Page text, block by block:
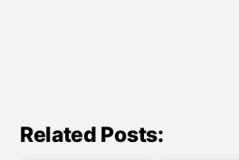
Related Posts: